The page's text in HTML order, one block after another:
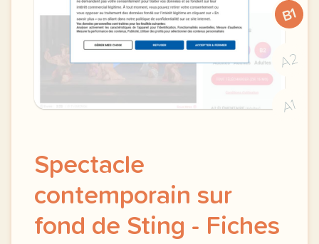
B1
A2
A1
Spectacle
contemporain sur
fond de Sting - Fiches